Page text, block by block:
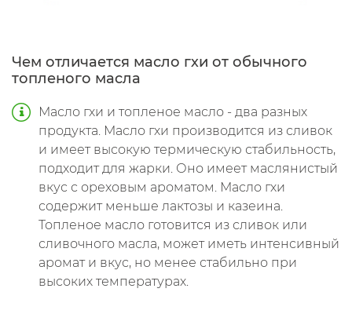
Чем отличается масло гхи от обычного
топленого масла
Масло гхи и топленое масло - два разных
продукта. Масло гхи производится из сливок
и имеет высокую термическую стабильность,
подходит для жарки. Оно имеет маслянистый
вкус с ореховым ароматом. Масло гхи
содержит меньше лактозы и казеина.
Топленое масло готовится из сливок или
сливочного масла, может иметь интенсивный
аромат и вкус, но менее стабильно при
высоких температурах.